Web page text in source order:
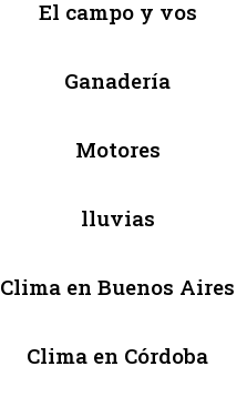
El campo y vos
Ganadería
Motores
lluvias
Clima en Buenos Aires
Clima en Córdoba